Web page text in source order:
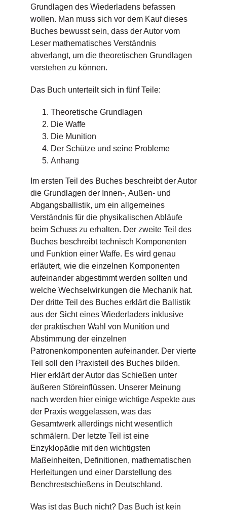
Grundlagen des Wiederladens befassen
wollen. Man muss sich vor dem Kauf dieses
Buches bewusst sein, dass der Autor vom
Leser mathematisches Verständnis
abverlangt, um die theoretischen Grundlagen
verstehen zu können.
Das Buch unterteilt sich in fünf Teile:
Theoretische Grundlagen
Die Waffe
Die Munition
Der Schütze und seine Probleme
Anhang
Im ersten Teil des Buches beschreibt der Autor
die Grundlagen der Innen-, Außen- und
Abgangsballistik, um ein allgemeines
Verständnis für die physikalischen Abläufe
beim Schuss zu erhalten. Der zweite Teil des
Buches beschreibt technisch Komponenten
und Funktion einer Waffe. Es wird genau
erläutert, wie die einzelnen Komponenten
aufeinander abgestimmt werden sollten und
welche Wechselwirkungen die Mechanik hat.
Der dritte Teil des Buches erklärt die Ballistik
aus der Sicht eines Wiederladers inklusive
der praktischen Wahl von Munition und
Abstimmung der einzelnen
Patronenkomponenten aufeinander. Der vierte
Teil soll den Praxisteil des Buches bilden.
Hier erklärt der Autor das Schießen unter
äußeren Störeinflüssen. Unserer Meinung
nach werden hier einige wichtige Aspekte aus
der Praxis weggelassen, was das
Gesamtwerk allerdings nicht wesentlich
schmälern. Der letzte Teil ist eine
Enzyklopädie mit den wichtigsten
Maßeinheiten, Definitionen, mathematischen
Herleitungen und einer Darstellung des
Benchrestschießens in Deutschland.
Was ist das Buch nicht? Das Buch ist kein